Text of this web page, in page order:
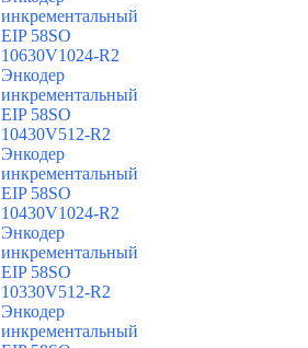
инкрементальный
EIP 58SO
10630V1024-R2
Энкодер
инкрементальный
EIP 58SO
10430V512-R2
Энкодер
инкрементальный
EIP 58SO
10430V1024-R2
Энкодер
инкрементальный
EIP 58SO
10330V512-R2
Энкодер
инкрементальный